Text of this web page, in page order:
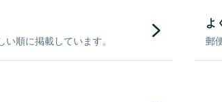
順に掲載しています。
よ
郵